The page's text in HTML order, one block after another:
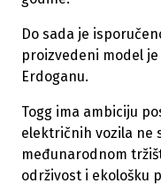
Do sada je
proizvedeni model
Erdoganu.
Togg ima ambiciju
električnih vozila ne
međunarodnom
održivost i ekološku